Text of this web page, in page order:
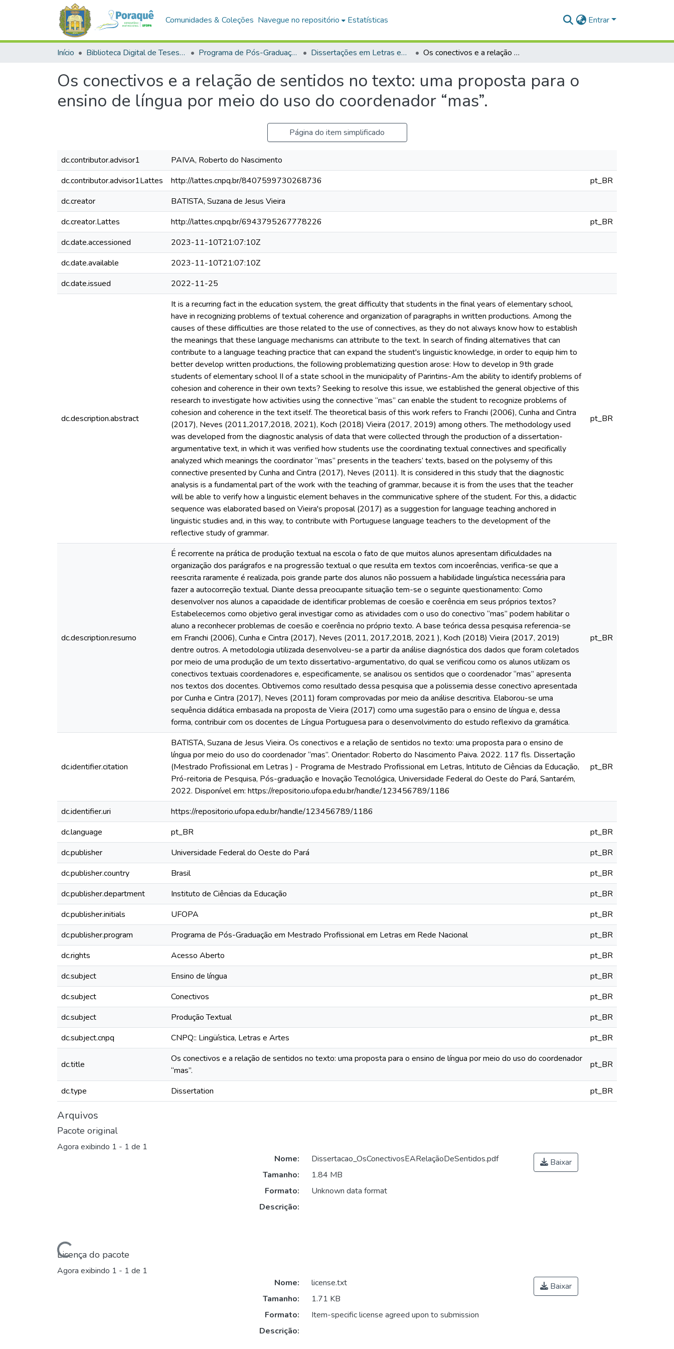
Comunidades & Coleções Navegue no repositório Estatísticas Entrar
Início Biblioteca Digital de Teses e Dissertações (BDTD) Programa de Pós-Graduação em Mestrado Profissional em Letras em Rede Nacional (PROFLETRAS) Dissertações em Letras em Rede Nacional (Mestrado Profissional) Os conectivos e a relação de sentidos no texto: uma proposta para o ensino de língua por meio do uso do coordenador “mas”.
Os conectivos e a relação de sentidos no texto: uma proposta para o
ensino de língua por meio do uso do coordenador “mas”.
Página do item simplificado
dc.contributor.advisor1
PAIVA, Roberto do Nascimento
dc.contributor.advisor1Lattes
http://lattes.cnpq.br/8407599730268736
pt_BR
dc.creator
BATISTA, Suzana de Jesus Vieira
dc.creator.Lattes
http://lattes.cnpq.br/6943795267778226
pt_BR
dc.date.accessioned
2023-11-10T21:07:10Z
dc.date.available
2023-11-10T21:07:10Z
dc.date.issued
2022-11-25
dc.description.abstract
It is a recurring fact in the education system, the great difficulty that students in the final years of elementary school,
have in recognizing problems of textual coherence and organization of paragraphs in written productions. Among the
causes of these difficulties are those related to the use of connectives, as they do not always know how to establish
the meanings that these language mechanisms can attribute to the text. In search of finding alternatives that can
contribute to a language teaching practice that can expand the student's linguistic knowledge, in order to equip him to
better develop written productions, the following problematizing question arose: How to develop in 9th grade
students of elementary school II of a state school in the municipality of Parintins-Am the ability to identify problems of
cohesion and coherence in their own texts? Seeking to resolve this issue, we established the general objective of this
research to investigate how activities using the connective “mas” can enable the student to recognize problems of
cohesion and coherence in the text itself. The theoretical basis of this work refers to Franchi (2006), Cunha and Cintra
(2017), Neves (2011,2017,2018, 2021), Koch (2018) Vieira (2017, 2019) among others. The methodology used
was developed from the diagnostic analysis of data that were collected through the production of a dissertation-
argumentative text, in which it was verified how students use the coordinating textual connectives and specifically
analyzed which meanings the coordinator “mas” presents in the teachers’ texts, based on the polysemy of this
connective presented by Cunha and Cintra (2017), Neves (2011). It is considered in this study that the diagnostic
analysis is a fundamental part of the work with the teaching of grammar, because it is from the uses that the teacher
will be able to verify how a linguistic element behaves in the communicative sphere of the student. For this, a didactic
sequence was elaborated based on Vieira's proposal (2017) as a suggestion for language teaching anchored in
linguistic studies and, in this way, to contribute with Portuguese language teachers to the development of the
reflective study of grammar.
pt_BR
dc.description.resumo
É recorrente na prática de produção textual na escola o fato de que muitos alunos apresentam dificuldades na
organização dos parágrafos e na progressão textual o que resulta em textos com incoerências, verifica-se que a
reescrita raramente é realizada, pois grande parte dos alunos não possuem a habilidade linguística necessária para
fazer a autocorreção textual. Diante dessa preocupante situação tem-se o seguinte questionamento: Como
desenvolver nos alunos a capacidade de identificar problemas de coesão e coerência em seus próprios textos?
Estabelecemos como objetivo geral investigar como as atividades com o uso do conectivo “mas” podem habilitar o
aluno a reconhecer problemas de coesão e coerência no próprio texto. A base teórica dessa pesquisa referencia-se
em Franchi (2006), Cunha e Cintra (2017), Neves (2011, 2017,2018, 2021 ), Koch (2018) Vieira (2017, 2019)
dentre outros. A metodologia utilizada desenvolveu-se a partir da análise diagnóstica dos dados que foram coletados
por meio de uma produção de um texto dissertativo-argumentativo, do qual se verificou como os alunos utilizam os
conectivos textuais coordenadores e, especificamente, se analisou os sentidos que o coordenador “mas” apresenta
nos textos dos docentes. Obtivemos como resultado dessa pesquisa que a polissemia desse conectivo apresentada
por Cunha e Cintra (2017), Neves (2011) foram comprovadas por meio da análise descritiva. Elaborou-se uma
sequência didática embasada na proposta de Vieira (2017) como uma sugestão para o ensino de língua e, dessa
forma, contribuir com os docentes de Língua Portuguesa para o desenvolvimento do estudo reflexivo da gramática.
pt_BR
dc.identifier.citation
BATISTA, Suzana de Jesus Vieira. Os conectivos e a relação de sentidos no texto: uma proposta para o ensino de
língua por meio do uso do coordenador “mas”. Orientador: Roberto do Nascimento Paiva. 2022. 117 fls. Dissertação
(Mestrado Profissional em Letras ) - Programa de Mestrado Profissional em Letras, Intituto de Ciências da Educação,
Pró-reitoria de Pesquisa, Pós-graduação e Inovação Tecnológica, Universidade Federal do Oeste do Pará, Santarém,
2022. Disponível em: https://repositorio.ufopa.edu.br/handle/123456789/1186
pt_BR
dc.identifier.uri
https://repositorio.ufopa.edu.br/handle/123456789/1186
dc.language
pt_BR
pt_BR
dc.publisher
Universidade Federal do Oeste do Pará
pt_BR
dc.publisher.country
Brasil
pt_BR
dc.publisher.department
Instituto de Ciências da Educação
pt_BR
dc.publisher.initials
UFOPA
pt_BR
dc.publisher.program
Programa de Pós-Graduação em Mestrado Profissional em Letras em Rede Nacional
pt_BR
dc.rights
Acesso Aberto
pt_BR
dc.subject
Ensino de língua
pt_BR
dc.subject
Conectivos
pt_BR
dc.subject
Produção Textual
pt_BR
dc.subject.cnpq
CNPQ:: Lingüística, Letras e Artes pt_BR
dc.title
Os conectivos e a relação de sentidos no texto: uma proposta para o ensino de língua por meio do uso do coordenador
“mas”.
pt_BR
dc.type Dissertation pt_BR
Arquivos
Pacote original
Agora exibindo 1 - 1 de 1
Carregando...
Nome:
Dissertacao_OsConectivosEARelaçãoDeSentidos.pdf
Tamanho:
1.84 MB
Formato:
Unknown data format
Descrição:
Baixar
Licença do pacote
Agora exibindo 1 - 1 de 1
Nome:
license.txt
Tamanho:
1.71 KB
Formato:
Item-specific license agreed upon to submission
Descrição:
Baixar